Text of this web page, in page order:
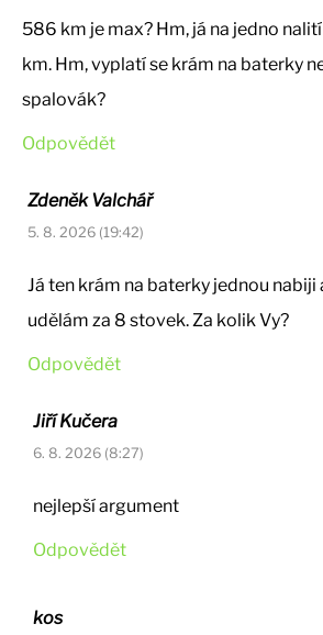
586 km je max? Hm, já na jedno
km. Hm, vyplatí se krám na baterky
spalovák?
Odpovědět
Zdeněk Valchář
5. 8. 2026 (19:42)
Já ten krám na baterky jednou nabiji
udělám za 8 stovek. Za kolik Vy?
Odpovědět
Jiří Kučera
6. 8. 2026 (8:27)
nejlepší argument
Odpovědět
kos